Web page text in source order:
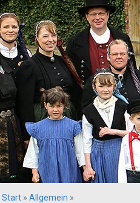
Start » Allgemein »